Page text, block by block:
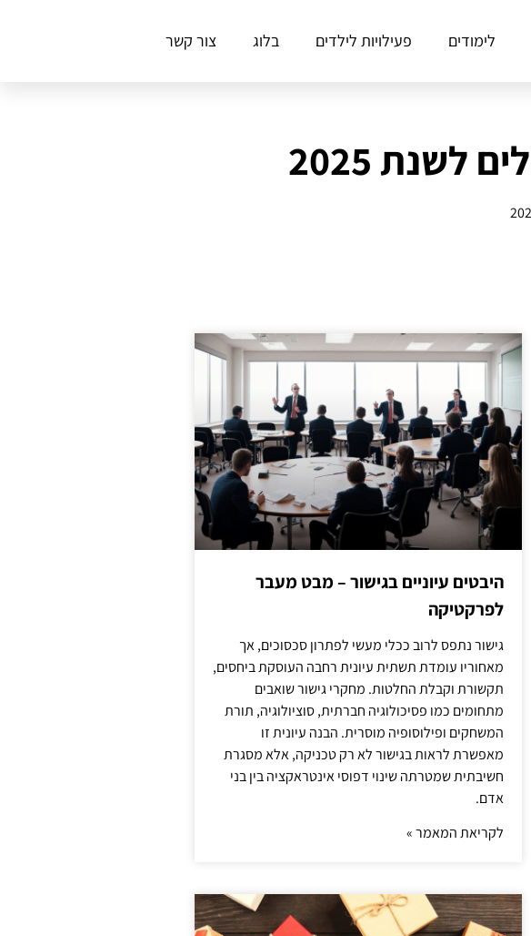
לימודים פעילויות לילדים בלוג צור קשר
היבטים עיוניים בגישור – מבט מעבר
לפרקטיקה
גישור נתפס לרוב ככלי מעשי לפתרון סכסוכים, אך
מאחוריו עומדת תשתית עיונית רחבה העוסקת ביחסים,
תקשורת וקבלת החלטות. מחקרי גישור שואבים
מתחומים כמו פסיכולוגיה חברתית, סוציולוגיה, תורת
המשחקים ופילוסופיה מוסרית. הבנה עיונית זו
מאפשרת לראות בגישור לא רק טכניקה, אלא מסגרת
חשיבתית שמטרתה שינוי דפוסי אינטראקציה בין בני
אדם.
לקריאת המאמר »